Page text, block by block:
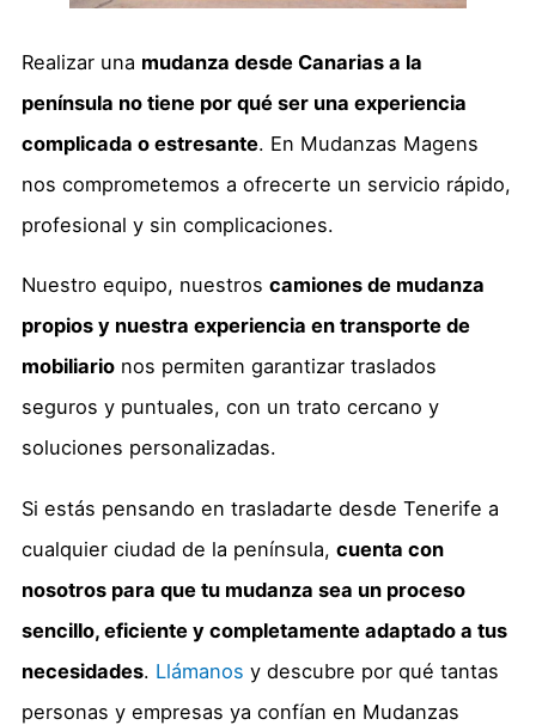
Realizar una mudanza desde Canarias a la
península no tiene por qué ser una experiencia
complicada o estresante. En Mudanzas Magens
nos comprometemos a ofrecerte un servicio rápido,
profesional y sin complicaciones.
Nuestro equipo, nuestros camiones de mudanza
propios y nuestra experiencia en transporte de
mobiliario nos permiten garantizar traslados
seguros y puntuales, con un trato cercano y
soluciones personalizadas.
Si estás pensando en trasladarte desde Tenerife a
cualquier ciudad de la península, cuenta con
nosotros para que tu mudanza sea un proceso
sencillo, eficiente y completamente adaptado a tus
necesidades. Llámanos y descubre por qué tantas
personas y empresas ya confían en Mudanzas